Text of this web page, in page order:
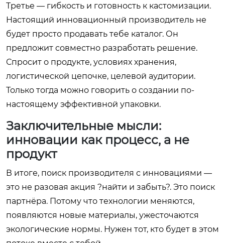
Третье — гибкость и готовность к кастомизации.
Настоящий инновационный производитель не
будет просто продавать тебе каталог. Он
предложит совместно разработать решение.
Спросит о продукте, условиях хранения,
логистической цепочке, целевой аудитории.
Только тогда можно говорить о создании по-
настоящему эффективной упаковки.
Заключительные мысли:
инновации как процесс, а не
продукт
В итоге, поиск производителя с инновациями —
это не разовая акция ?найти и забыть?. Это поиск
партнёра. Потому что технологии меняются,
появляются новые материалы, ужесточаются
экологические нормы. Нужен тот, кто будет в этом